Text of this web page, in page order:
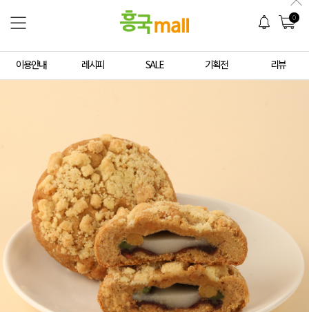
0
이용안내 레시피 SALE 기획전 리뷰